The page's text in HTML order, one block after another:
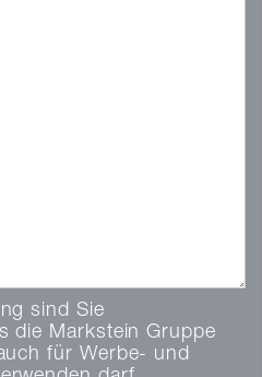
sind Sie
die Markstein Gruppe
für Werbe- und